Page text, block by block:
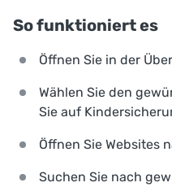
So funktioniert es
Öffnen Sie in der
Wählen Sie den
Sie auf
Öffnen Sie Websites
Suchen Sie nach